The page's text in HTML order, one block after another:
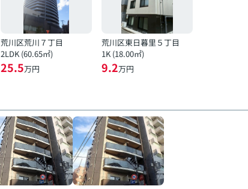
荒川区荒川７丁目
2LDK (60.65㎡)
25.5万円
荒川区東日暮里５丁目
1K (18.00㎡)
9.2万円